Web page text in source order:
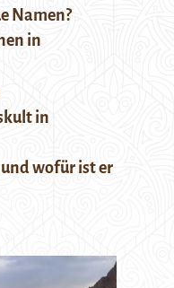
Namen?
in
in
wofür ist er